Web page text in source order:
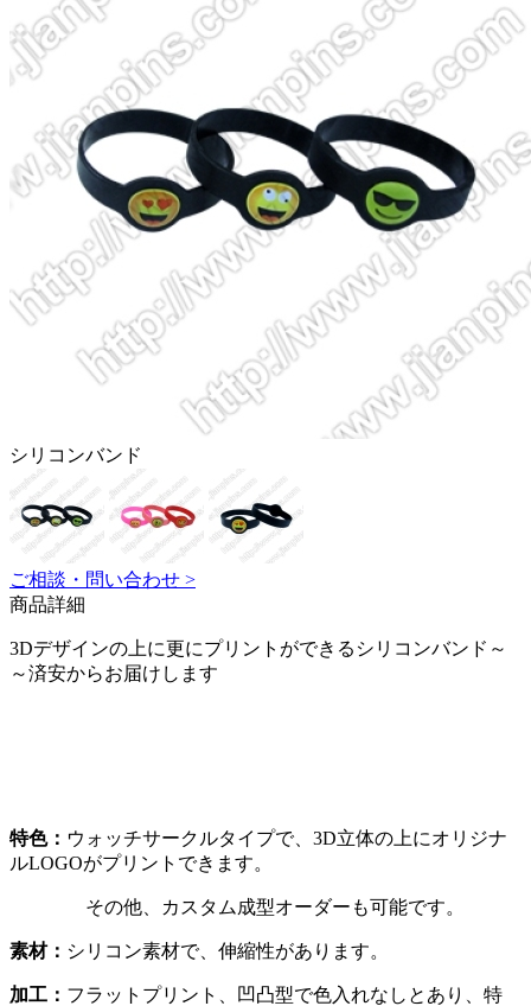
シリコンバンド
ご相談・問い合わせ >
商品詳細
3Dデザインの上に更にプリントができるシリコンバンド～
～済安からお届けします
特色： ウォッチサークルタイプで、3D立体の上にオリジナ
ルLOGOがプリントできます。
その他、カスタム成型オーダーも可能です。
素材： シリコン素材で、伸縮性があります。
加工： フラットプリント、凹凸型で色入れなしとあり、特